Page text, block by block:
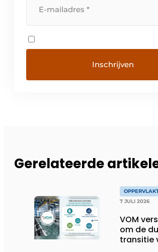
Gerelateerde
7 JULI 2026
VOM
om de
transitie